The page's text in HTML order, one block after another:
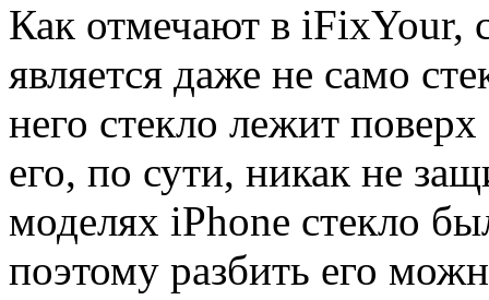
Как отмечают в iFixYour,
является даже не само
него стекло лежит
его, по сути, никак не
моделях iPhone стекло
поэтому разбить его